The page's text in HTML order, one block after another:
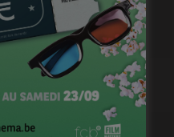
Raphaël Balboni